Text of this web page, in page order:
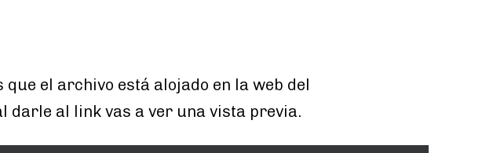
que el archivo está alojado en la web del
darle al link vas a ver una vista previa.